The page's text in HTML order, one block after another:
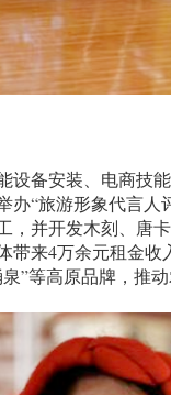
备安装、电商技
“旅游形象代言人
并开发木刻、唐
来4万余元租金
”等高原品牌，推动